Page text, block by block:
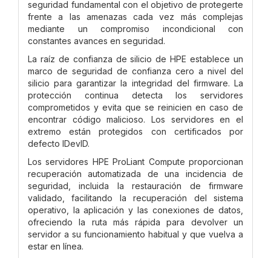
seguridad fundamental con el objetivo de protegerte
frente a las amenazas cada vez más complejas
mediante un compromiso incondicional con
constantes avances en seguridad.
La raíz de confianza de silicio de HPE establece un
marco de seguridad de confianza cero a nivel del
silicio para garantizar la integridad del firmware. La
protección continua detecta los servidores
comprometidos y evita que se reinicien en caso de
encontrar código malicioso. Los servidores en el
extremo están protegidos con certificados por
defecto IDevID.
Los servidores HPE ProLiant Compute proporcionan
recuperación automatizada de una incidencia de
seguridad, incluida la restauración de firmware
validado, facilitando la recuperación del sistema
operativo, la aplicación y las conexiones de datos,
ofreciendo la ruta más rápida para devolver un
servidor a su funcionamiento habitual y que vuelva a
estar en línea.